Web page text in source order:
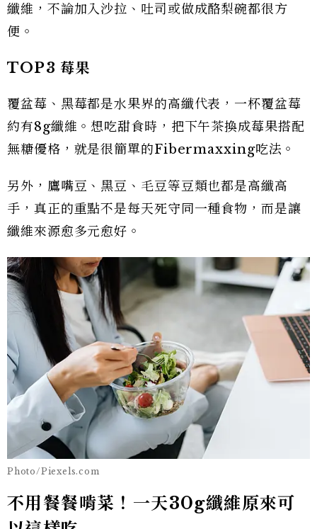
纖維，不論加入沙拉、吐司或做成酪梨碗都很方
便。
TOP3 莓果
覆盆莓、黑莓都是水果界的高纖代表，一杯覆盆莓
約有8g纖維。想吃甜食時，把下午茶換成莓果搭配
無糖優格，就是很簡單的Fibermaxxing吃法。
另外，鷹嘴豆、黑豆、毛豆等豆類也都是高纖高
手，真正的重點不是每天死守同一種食物，而是讓
纖維來源愈多元愈好。
Photo/Piexels.com
不用餐餐啃菜！一天30g纖維原來可